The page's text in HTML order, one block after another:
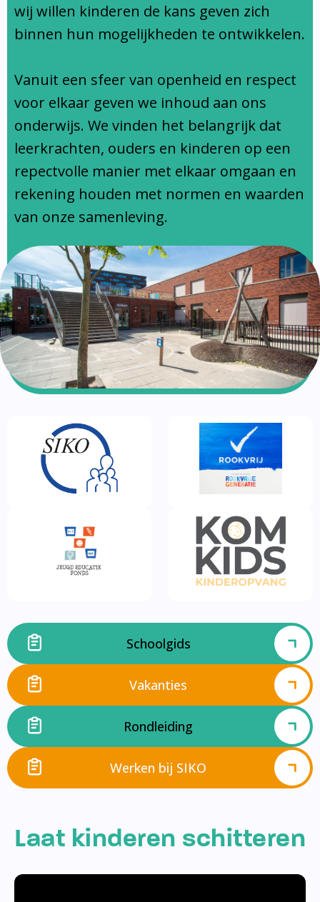
Ondersteuningsprofiel
wij willen kinderen de kans geven zich
binnen hun mogelijkheden te ontwikkelen.
Vanuit een sfeer van openheid en respect
voor elkaar geven we inhoud aan ons
onderwijs. We vinden het belangrijk dat
leerkrachten, ouders en kinderen op een
repectvolle manier met elkaar omgaan en
rekening houden met normen en waarden
van onze samenleving.
Schoolgids
Vakanties
Rondleiding
Werken bij SIKO
Laat kinderen schitteren